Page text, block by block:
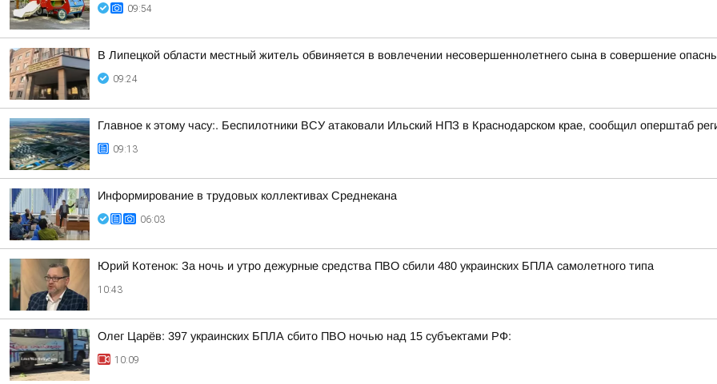
09:54
В Липецкой области местный житель обвиняется в вовлечении несовершеннолетнего сына в совершение
09:24
Главное к этому часу:. Беспилотники ВСУ атаковали Ильский НПЗ в Краснодарском крае, сообщил оперштаб
09:13
Информирование в трудовых коллективах Среднекана
06:03
Юрий Котенок: За ночь и утро дежурные средства ПВО сбили 480 украинских БПЛА самолетного типа
10:43
Олег Царёв: 397 украинских БПЛА сбито ПВО ночью над 15 субъектами РФ:
10:09